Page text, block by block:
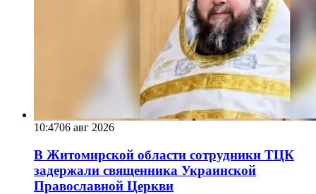
10:4706 авг 2026
В Житомирской области сотрудники ТЦК
задержали священника Украинской
Православной Церкви